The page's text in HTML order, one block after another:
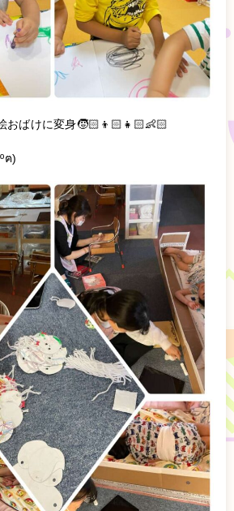
おばけに変身🧒🏻👦🏻👧🏻👶🏻
ฅ)